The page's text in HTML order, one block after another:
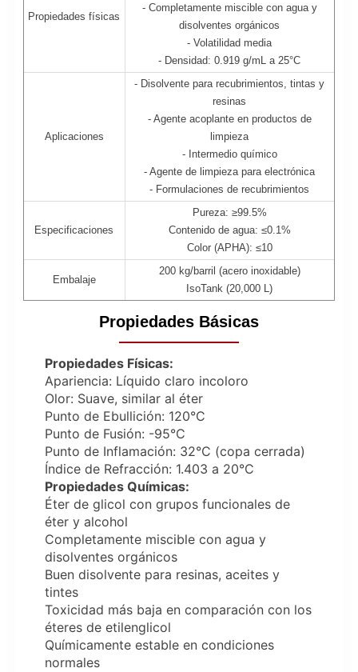
Propiedades físicas
- Completamente miscible con agua y
disolventes orgánicos
- Volatilidad media
- Densidad: 0.919 g/mL a 25°C
Aplicaciones
- Disolvente para recubrimientos, tintas y
resinas
- Agente acoplante en productos de
limpieza
- Intermedio químico
- Agente de limpieza para electrónica
- Formulaciones de recubrimientos
Especificaciones
Pureza: ≥99.5%
Contenido de agua: ≤0.1%
Color (APHA): ≤10
Embalaje
200 kg/barril (acero inoxidable)
IsoTank (20,000 L)
Propiedades Básicas
Propiedades Físicas:
Apariencia: Líquido claro incoloro
Olor: Suave, similar al éter
Punto de Ebullición: 120°C
Punto de Fusión: -95°C
Punto de Inflamación: 32°C (copa cerrada)
Índice de Refracción: 1.403 a 20°C
Propiedades Químicas:
Éter de glicol con grupos funcionales de
éter y alcohol
Completamente miscible con agua y
disolventes orgánicos
Buen disolvente para resinas, aceites y
tintes
Toxicidad más baja en comparación con los
éteres de etilenglicol
Químicamente estable en condiciones
normales